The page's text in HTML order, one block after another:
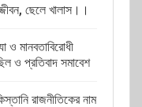
ছেলে খালাস।।
মানবতাবিরোধী
ও প্রতিবাদ সমাবেশ
রাজনীতিকের নাম